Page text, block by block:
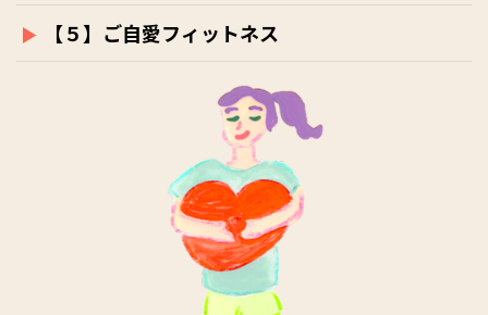
【５】ご自愛フィットネス